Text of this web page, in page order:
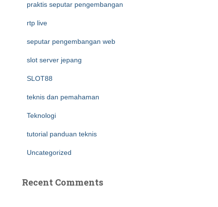
praktis seputar pengembangan
rtp live
seputar pengembangan web
slot server jepang
SLOT88
teknis dan pemahaman
Teknologi
tutorial panduan teknis
Uncategorized
Recent Comments